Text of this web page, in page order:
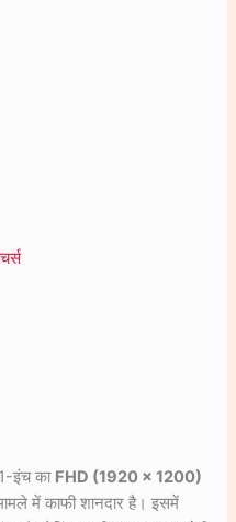
इंच का FHD (1920 x 1200)
में काफी शानदार है। इसमें